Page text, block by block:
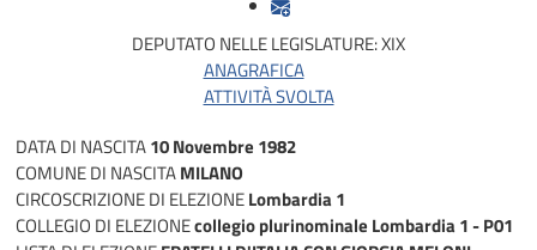
DEPUTATO NELLE LEGISLATURE:XIX
ANAGRAFICA
ATTIVITÀ SVOLTA
DATA DI NASCITA10 Novembre 1982
COMUNE DI NASCITAMILANO
CIRCOSCRIZIONE DI ELEZIONELombardia 1
COLLEGIO DI ELEZIONEcollegio plurinominale Lombardia 1 - P01